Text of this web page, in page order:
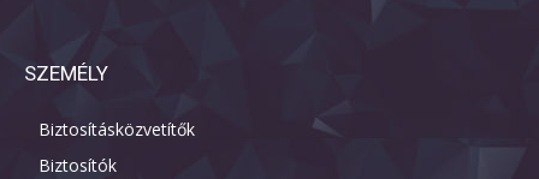
SZEMÉLY
Biztosításközvetítők
Biztosítók